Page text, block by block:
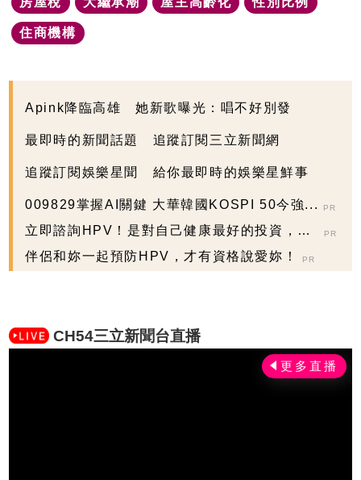
住商機構
Apink降臨高雄 她新歌曝光：唱不好別發
最即時的新聞話題 追蹤訂閱三立新聞網
追蹤訂閱娛樂星聞 給你最即時的娛樂星鮮事
009829掌握AI關鍵 大華韓國KOSPI 50今強... PR
立即諮詢HPV！是對自己健康最好的投資，把
握現在不嫌晚...
PR
伴侶和妳一起預防HPV，才有資格說愛妳！ PR
CH54三立新聞台直播